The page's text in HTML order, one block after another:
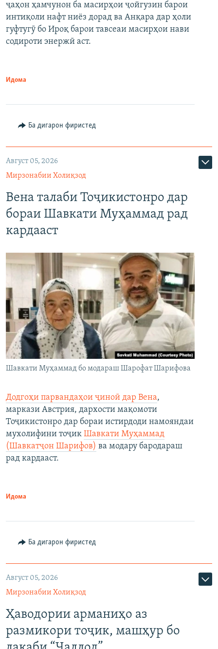
ҷаҳон ҳамчунон ба масирҳои ҷойгузин барои
интиқоли нафт ниёз дорад ва Анқара дар ҳоли
гуфтугӯ бо Ироқ барои тавсеаи масирҳои нави
содироти энержӣ аст.
Идома
Ба дигарон фиристед
Август 05, 2026
Мирзонабии Холиқзод
Вена талаби Тоҷикистонро дар
бораи Шавкати Муҳаммад рад
кардааст
Шавкати Муҳаммад бо модараш Шарофат Шарифова
Додгоҳи парвандаҳои ҷиноӣ дар Вена,
маркази Австрия, дархости мақомоти
Тоҷикистонро дар бораи истирдоди намояндаи
мухолифини тоҷик Шавкати Муҳаммад
(Шавкатҷон Шарифов) ва модару бародараш
рад кардааст.
Идома
Ба дигарон фиристед
Август 05, 2026
Мирзонабии Холиқзод
Ҳаводории арманиҳо аз
размикори тоҷик, машҳур бо